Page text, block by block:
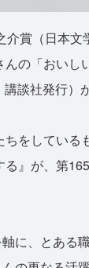
賞（日本
の「おい
談社発行）
をしている
』が、第
に、とある